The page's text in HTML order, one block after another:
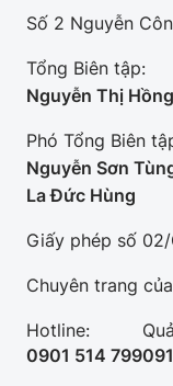
Số 2 Nguyễn
Tổng Biên tập:
Nguyễn Thị
Phó Tổng Biên
Nguyễn Sơn
La Đức Hùng
Giấy phép số
Chuyên trang
Hotline:
0901 514 799